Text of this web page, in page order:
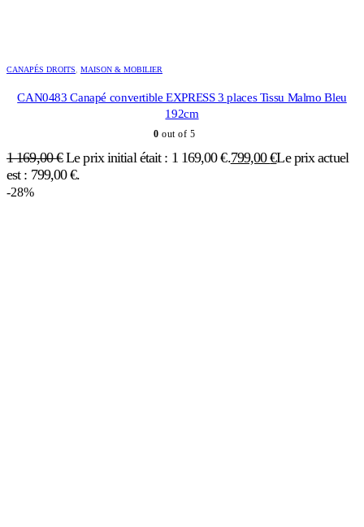
CANAPÉS DROITS MAISON & MOBILIER
CAN0483 Canapé convertible EXPRESS 3 places Tissu Malmo Bleu
192cm
0 out of 5
1 169,00€ Le prix initial était : 1 169,00 €.799,00€Le prix actuel
est : 799,00 €.
-28%